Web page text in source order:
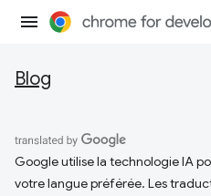
Blog
Google utilise la technologie IA
votre langue préférée. Les